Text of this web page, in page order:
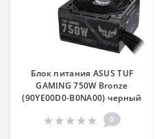
Блок питания ASUS TUF
GAMING 750W Bronze
(90YE00D0-B0NA00) черный
0